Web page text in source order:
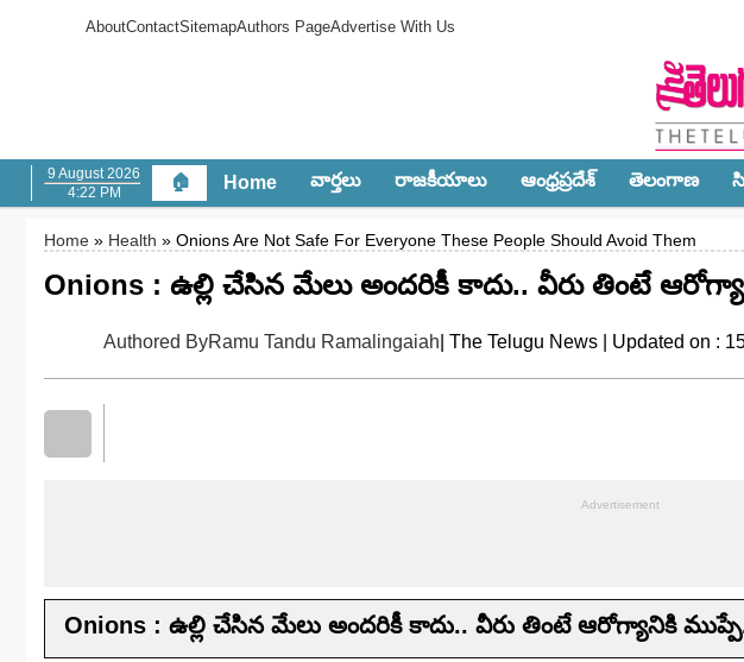
AboutContactSitemapAuthors PageAdvertise With Us
9 August 2026
4:22 PM
🏠 Home వార్త‌లు రాజ‌కీయాలు ఆంధ్ర‌ప్ర‌దేశ్‌ తెలంగాణ‌
Home » Health » Onions Are Not Safe For Everyone These People Should Avoid Them
Onions : ఉల్లి చేసిన మేలు అందరికీ కాదు.. వీరు తింటే
Authored ByRamu Tandu Ramalingaiah | The Telugu News | Updated on :
Onions : ఉల్లి చేసిన మేలు అందరికీ కాదు.. వీరు తింటే ఆరోగ్యానికి